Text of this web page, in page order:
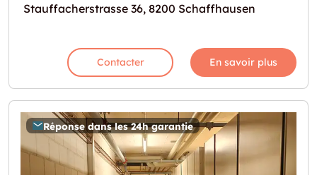
Stauffacherstrasse 36, 8200 Schaffhausen
Contacter En savoir plus
Réponse dans les 24h garantie